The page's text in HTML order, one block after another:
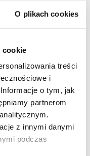
O plikach cookies
cookie
treści
i
o tym, jak
partnerom
z innymi danymi
podczas